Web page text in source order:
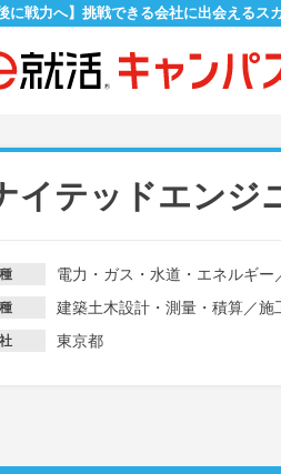
に戦力へ】挑戦できる会社に出会えるス
イテッドエンジ
電力・ガス・水道・エネルギー
建築土木設計・測量・積算／施
東京都